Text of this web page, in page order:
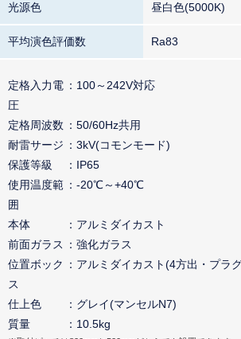
光源色 昼白色(5000K)
平均演色評価数 Ra83
定格入力電
圧
100～242V対応
定格周波数
50/60Hz共用
耐雷サージ
3kV(コモンモード)
保護等級
IP65
使用温度範
囲
-20℃～+40℃
本体
アルミダイカスト
前面ガラス
強化ガラス
位置ボック
ス
アルミダイカスト(4方出・プラ
仕上色
グレイ(マンセルN7)
質量
10.5kg